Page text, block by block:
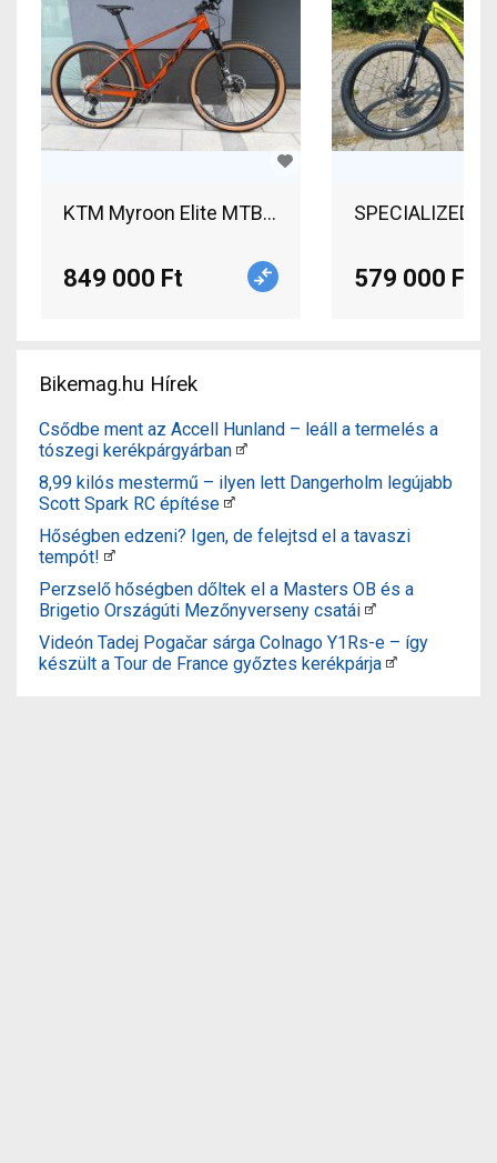
KTM Myroon Elite MTB 29" Mountain Bike 29"
849 000 Ft
SPECIALIZED
579 000 Ft
Bikemag.hu Hírek
Csődbe ment az Accell Hunland – leáll a termelés a
tószegi kerékpárgyárban
8,99 kilós mestermű – ilyen lett Dangerholm legújabb
Scott Spark RC építése
Hőségben edzeni? Igen, de felejtsd el a tavaszi
tempót!
Perzselő hőségben dőltek el a Masters OB és a
Brigetio Országúti Mezőnyverseny csatái
Videón Tadej Pogačar sárga Colnago Y1Rs-e – így
készült a Tour de France győztes kerékpárja